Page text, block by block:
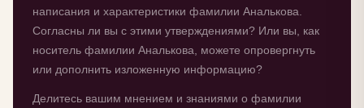
написания и характеристики фамилии Аналькова.
Согласны ли вы с этими утверждениями? Или вы, как
носитель фамилии Аналькова, можете опровергнуть
или дополнить изложенную информацию?
Делитесь вашим мнением и знаниями о фамилии